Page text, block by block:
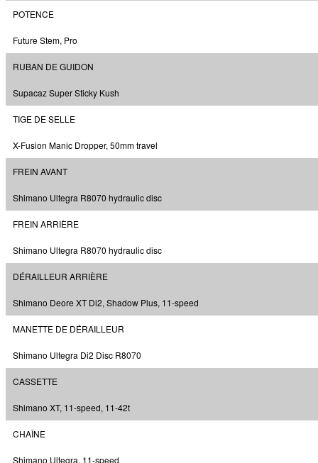
POTENCE
Future Stem, Pro
RUBAN DE GUIDON
Supacaz Super Sticky Kush
TIGE DE SELLE
X-Fusion Manic Dropper, 50mm travel
FREIN AVANT
Shimano Ultegra R8070 hydraulic disc
FREIN ARRIÈRE
Shimano Ultegra R8070 hydraulic disc
DÉRAILLEUR ARRIÈRE
Shimano Deore XT Di2, Shadow Plus, 11-speed
MANETTE DE DÉRAILLEUR
Shimano Ultegra Di2 Disc R8070
CASSETTE
Shimano XT, 11-speed, 11-42t
CHAÎNE
Shimano Ultegra, 11-speed